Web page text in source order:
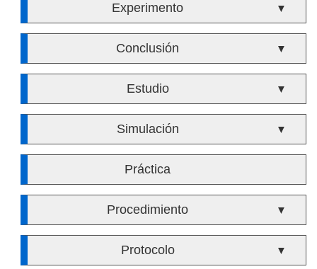
Experimento ▼
Conclusión ▼
Estudio ▼
Simulación ▼
Práctica
Procedimiento ▼
Protocolo ▼